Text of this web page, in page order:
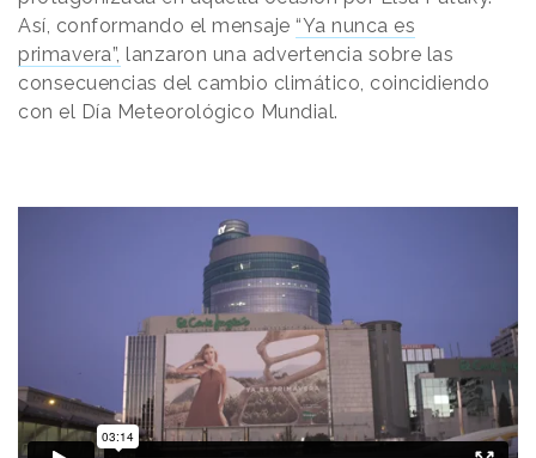
Así, conformando el mensaje “Ya nunca es
primavera”, lanzaron una advertencia sobre las
consecuencias del cambio climático, coincidiendo
con el Día Meteorológico Mundial.